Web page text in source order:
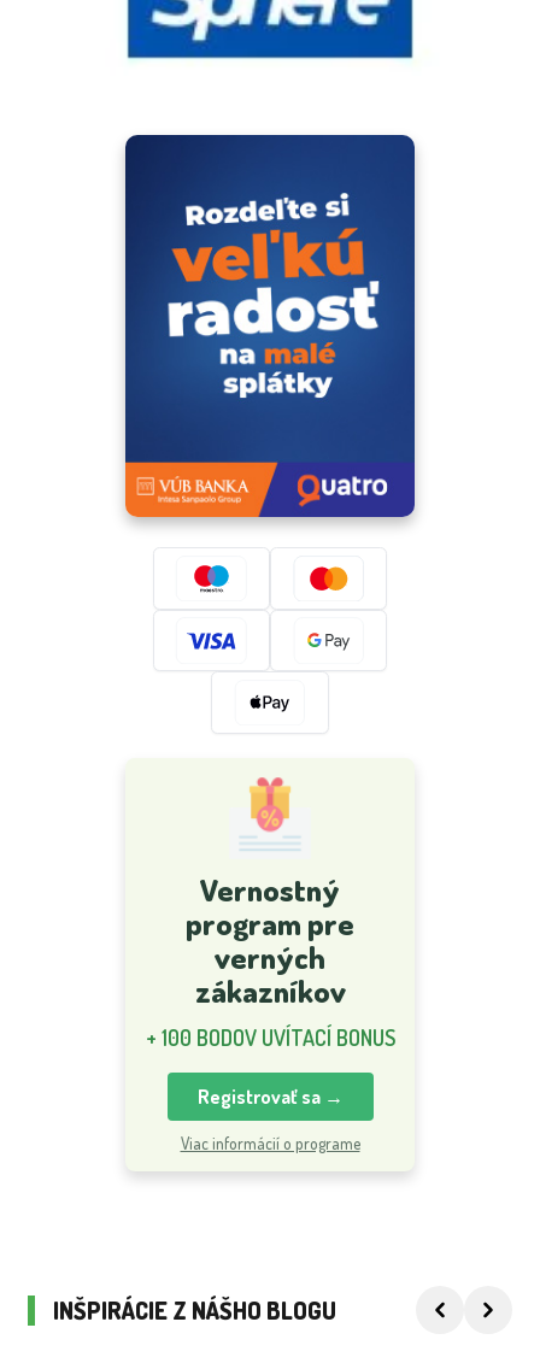
Vernostný
program pre
verných
zákazníkov
+ 100 BODOV UVÍTACÍ BONUS
Registrovať sa →
Viac informácií o programe
INŠPIRÁCIE Z NÁŠHO BLOGU